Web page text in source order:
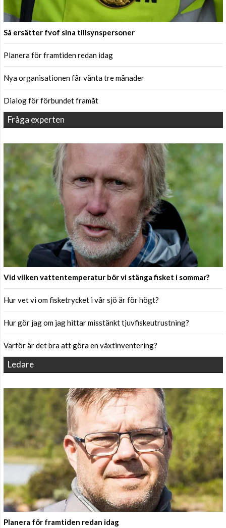
Så ersätter fvof sina tillsynspersoner
Planera för framtiden redan idag
Nya organisationen får vänta tre månader
Dialog för förbundet framåt
Fråga experten
Vid vilken vattentemperatur bör vi stänga fisket i sommar?
Hur vet vi om fisketrycket i vår sjö är för högt?
Hur gör jag om jag hittar misstänkt tjuvfiskeutrustning?
Varför är det bra att göra en växtinventering?
Ledare
Planera för framtiden redan idag